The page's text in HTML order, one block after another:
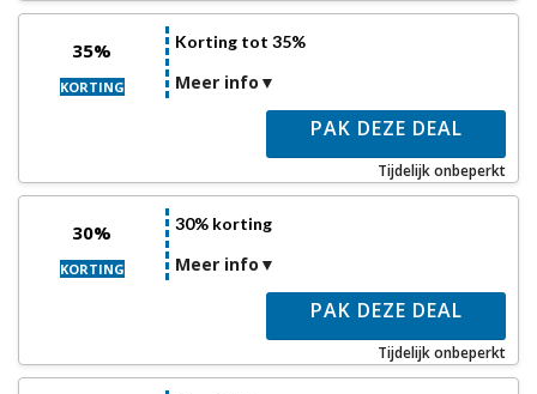
35%
KORTING
Korting tot 35%
Meer info
PAK DEZE DEAL
Tijdelijk onbeperkt
30%
KORTING
30% korting
Meer info
PAK DEZE DEAL
Tijdelijk onbeperkt